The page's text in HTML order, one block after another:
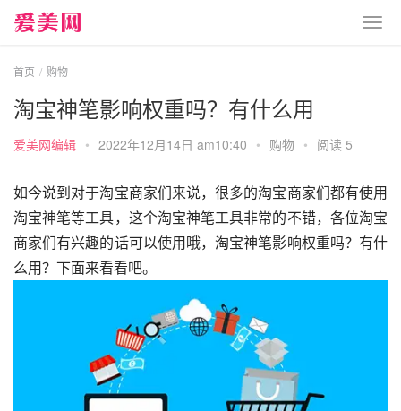
首页 购物
淘宝神笔影响权重吗？有什么用
爱美网编辑 • 2022年12月14日 am10:40 • 购物 • 阅读 5
如今说到对于淘宝商家们来说，很多的淘宝商家们都有使用
淘宝神笔等工具，这个淘宝神笔工具非常的不错，各位淘宝
商家们有兴趣的话可以使用哦，淘宝神笔影响权重吗？有什
么用？下面来看看吧。